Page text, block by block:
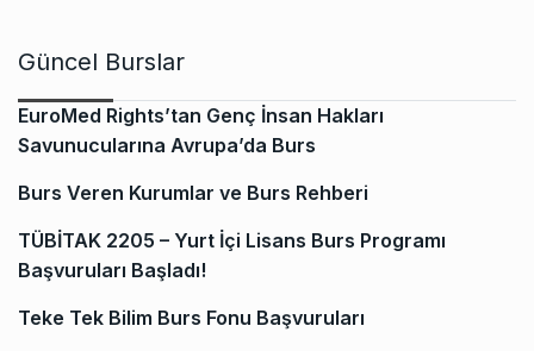
Güncel Burslar
EuroMed Rights’tan Genç İnsan Hakları
Savunucularına Avrupa’da Burs
Burs Veren Kurumlar ve Burs Rehberi
TÜBİTAK 2205 – Yurt İçi Lisans Burs Programı
Başvuruları Başladı!
Teke Tek Bilim Burs Fonu Başvuruları